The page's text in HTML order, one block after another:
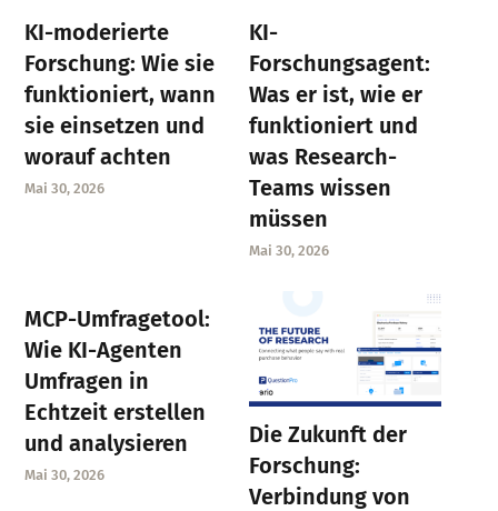
KI-moderierte
Forschung: Wie sie
funktioniert, wann
sie einsetzen und
worauf achten
Mai 30, 2026
KI-
Forschungsagent:
Was er ist, wie er
funktioniert und
was Research-
Teams wissen
müssen
Mai 30, 2026
MCP-Umfragetool:
Wie KI-Agenten
Umfragen in
Echtzeit erstellen
und analysieren
Mai 30, 2026
Die Zukunft der
Forschung:
Verbindung von